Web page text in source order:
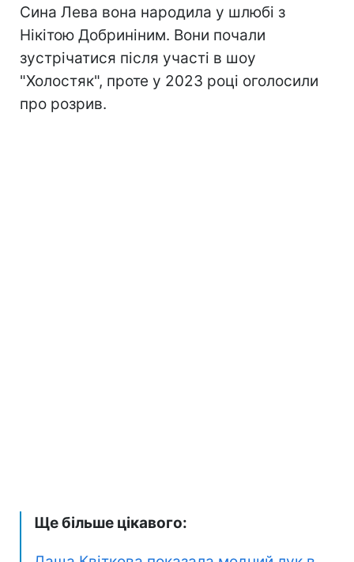
Сина Лева вона народила у шлюбі з
Нікітою Добриніним. Вони почали
зустрічатися після участі в шоу
"Холостяк", проте у 2023 році оголосили
про розрив.
Ще більше цікавого: